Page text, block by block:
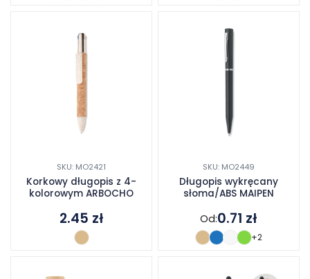
SKU: MO2421
Korkowy długopis z 4-
kolorowym ARBOCHO
2.45 zł
SKU: MO2449
Długopis wykręcany
słoma/ABS MAIPEN
Od:0.71 zł
+2